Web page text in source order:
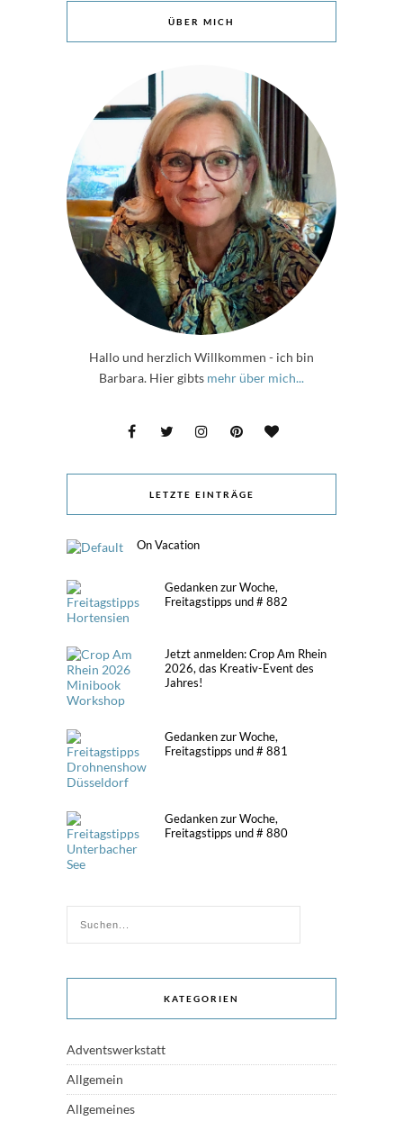
ÜBER MICH
Hallo und herzlich Willkommen - ich bin
Barbara. Hier gibts mehr über mich...
LETZTE EINTRÄGE
On Vacation
Gedanken zur Woche,
Freitagstipps und # 882
Jetzt anmelden: Crop Am Rhein
2026, das Kreativ-Event des
Jahres!
Gedanken zur Woche,
Freitagstipps und # 881
Gedanken zur Woche,
Freitagstipps und # 880
KATEGORIEN
Adventswerkstatt
Allgemein
Allgemeines